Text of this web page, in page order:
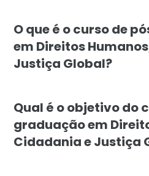
O que é o curso de
em Direitos
Justiça Global?
Qual é o objetivo do
graduação em
Cidadania e Justiça